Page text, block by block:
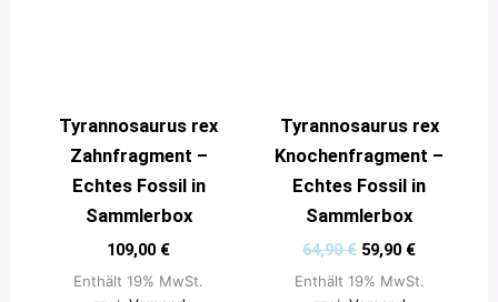
Tyrannosaurus rex
Zahnfragment –
Echtes Fossil in
Sammlerbox
109,00 €
Enthält 19% MwSt.
Tyrannosaurus rex
Knochenfragment –
Echtes Fossil in
Sammlerbox
64,90€ 59,90 €
Enthält 19% MwSt.